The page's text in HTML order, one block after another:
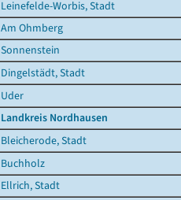
Leinefelde-Worbis, Stadt
Am Ohmberg
Sonnenstein
Dingelstädt, Stadt
Uder
Landkreis Nordhausen
Bleicherode, Stadt
Buchholz
Ellrich, Stadt